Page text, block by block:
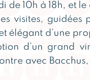
de 10h à 18h, et le
visites, guidées
élégant d’une
d’un grand
avec